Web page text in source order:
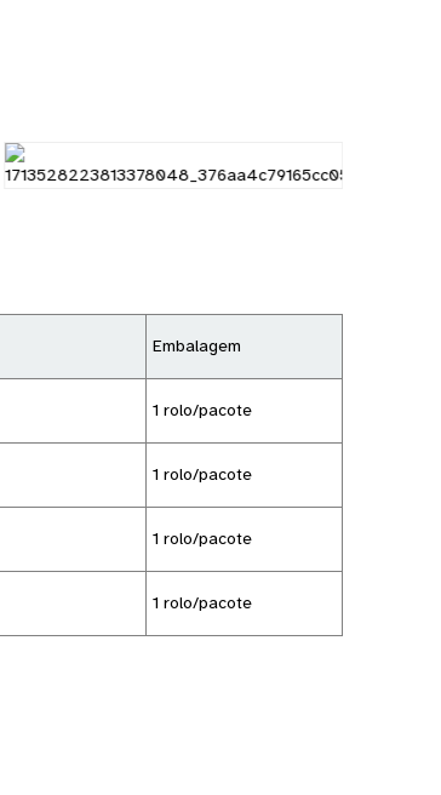
Embalagem
1 rolo/pacote
1 rolo/pacote
1 rolo/pacote
1 rolo/pacote